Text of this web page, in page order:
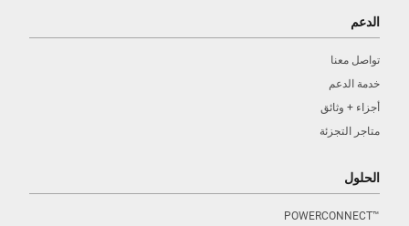
الدعم
تواصل معنا
خدمة الدعم
أجزاء + وثائق
متاجر التجزئة
الحلول
™POWERCONNECT